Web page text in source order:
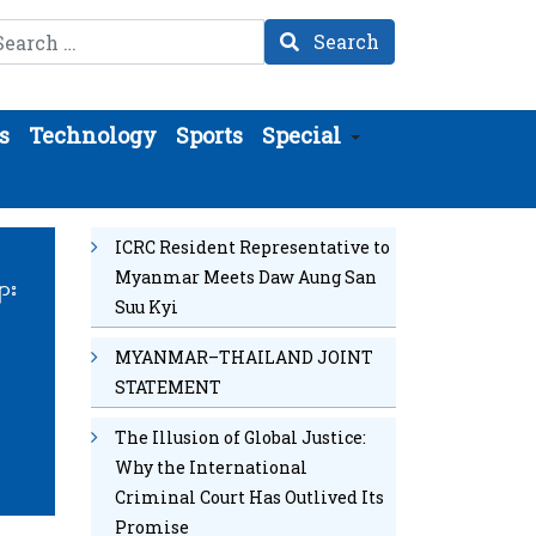
Search
Technology Sports
Special
း
ICRC Resident Representative to
Myanmar Meets Daw Aung San
Suu Kyi
MYANMAR–THAILAND JOINT
STATEMENT
The Illusion of Global Justice:
Why the International
Criminal Court Has Outlived Its
Promise